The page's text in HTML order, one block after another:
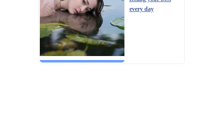
every day